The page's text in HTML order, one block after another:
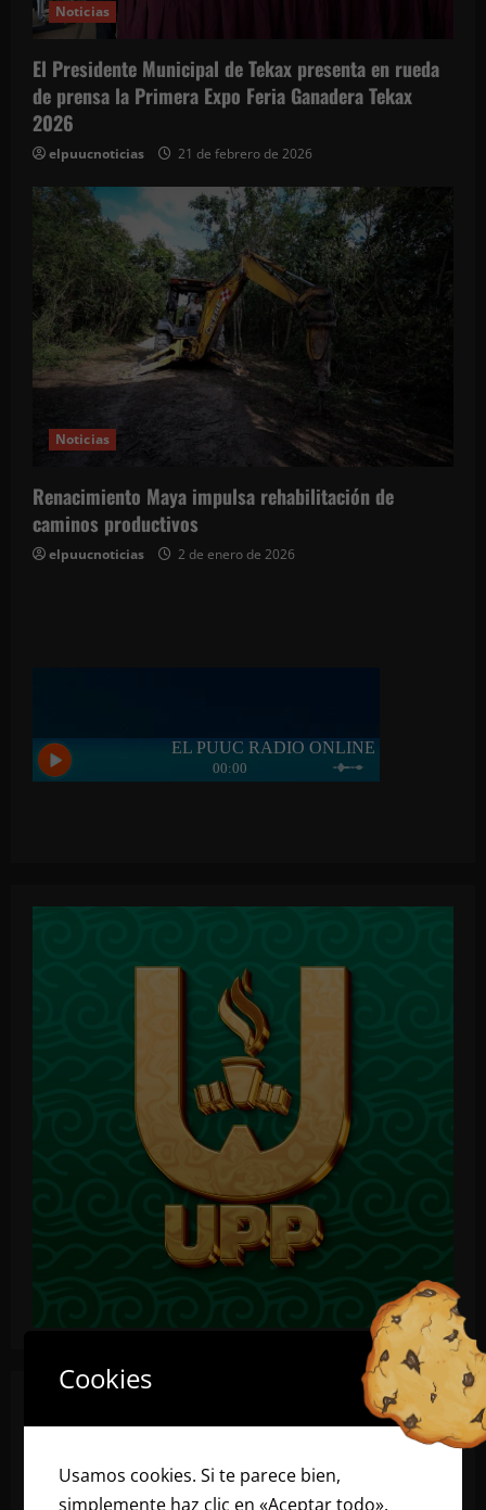
Noticias
El Presidente Municipal de Tekax presenta en rueda
de prensa la Primera Expo Feria Ganadera Tekax
2026
elpuucnoticias 21 de febrero de 2026
Noticias
Renacimiento Maya impulsa rehabilitación de
caminos productivos
elpuucnoticias 2 de enero de 2026
Cookies
Usamos cookies. Si te parece bien,
simplemente haz clic en «Aceptar todo».